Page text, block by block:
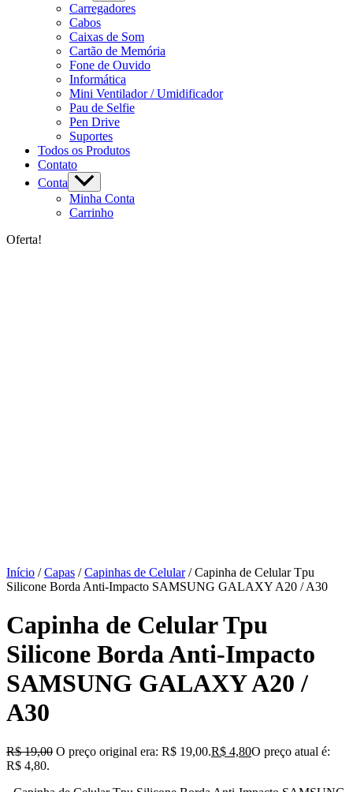
Carregadores
Cabos
Caixas de Som
Cartão de Memória
Fone de Ouvido
Informática
Mini Ventilador / Umidificador
Pau de Selfie
Pen Drive
Suportes
Todos os Produtos
Contato
Conta
Minha Conta
Carrinho
Oferta!
Início /Capas /Capinhas de Celular/ Capinha de Celular Tpu
Silicone Borda Anti-Impacto SAMSUNG GALAXY A20 / A30
Capinha de Celular Tpu
Silicone Borda Anti-Impacto
SAMSUNG GALAXY A20 /
A30
R$19,00 O preço original era: R$ 19,00.R$ 4,80O preço atual é:
R$ 4,80.